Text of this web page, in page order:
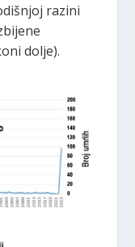
razini
dolje).